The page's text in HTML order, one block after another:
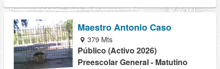
Maestro Antonio Caso
379 Mts
Público (Activo 2026)
Preescolar General - Matutino